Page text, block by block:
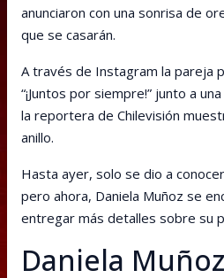
anunciaron con una sonrisa de
que se casarán.
A través de Instagram la pareja
“¡Juntos por siempre!” junto a
la reportera de Chilevisión
anillo.
Hasta ayer, solo se dio a
pero ahora, Daniela Muñoz se
entregar más detalles sobre su
Daniela Muñoz